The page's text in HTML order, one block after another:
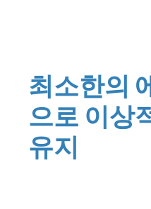
최소한의
으로 이상
유지